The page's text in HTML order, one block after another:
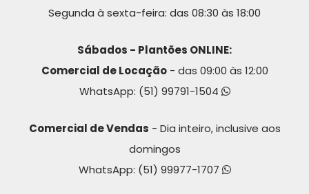
Segunda à sexta-feira: das 08:30 às 18:00
Sábados - Plantões ONLINE:
Comercial de Locação- das 09:00 às 12:00
WhatsApp: (51) 99791-1504
Comercial de Vendas - Dia inteiro, inclusive aos
domingos
WhatsApp: (51) 99977-1707